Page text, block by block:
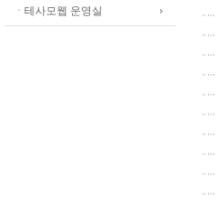
ㆍ테사모웹 운영실